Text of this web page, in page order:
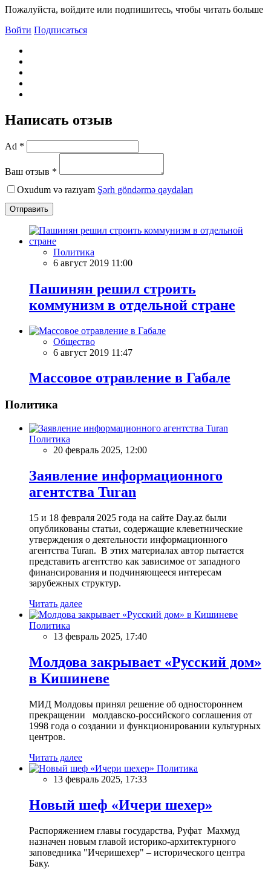
Пожалуйста, войдите или подпишитесь, чтобы читать больше
Войти Подписаться
Написать отзыв
Ad *
Ваш отзыв *
Oxudum və razıyam Şərh göndərmə qaydaları
Отправить
Политика
6 август 2019 11:00
Пашинян решил строить
коммунизм в отдельной стране
Общество
6 август 2019 11:47
Массовое отравление в Габале
Политика
Политика
20 февраль 2025, 12:00
Заявление информационного
агентства Turan
15 и 18 февраля 2025 года на сайте Day.az были
опубликованы статьи, содержащие клеветнические
утверждения о деятельности информационного
агентства Turan. В этих материалах автор пытается
представить агентство как зависимое от западного
финансирования и подчиняющееся интересам
зарубежных структур.
Читать далее
Политика
13 февраль 2025, 17:40
Молдова закрывает «Русский дом»
в Кишиневе
МИД Молдовы принял решение об одностороннем
прекращении молдавско-российского соглашения от
1998 года о создании и функционировании культурных
центров.
Читать далее
Политика
13 февраль 2025, 17:33
Новый шеф «Ичери шехер»
Распоряжением главы государства, Руфат Махмуд
назначен новым главой историко-архитектурного
заповедника "Ичеришехер" – исторического центра
Баку.